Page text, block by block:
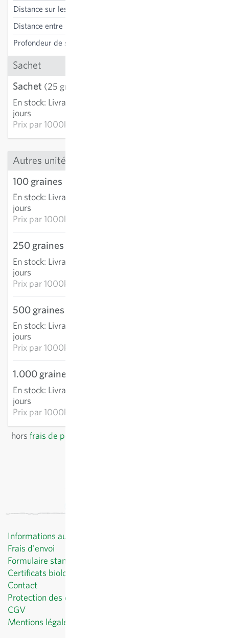
Distance sur les lignes
Distance entre les lignes
Profondeur de semis
Sachet
Sachet (25 graines)
En stock: Livraison 3-5
jours
Prix par1000k: 143,38 €
Autres unités
100 graines
En stock: Livraison 3-5
jours
Prix par1000k: 130,54 €
250 graines
En stock: Livraison 3-5
jours
Prix par1000k: 90,74 €
500 graines
En stock: Livraison 3-5
jours
Prix par1000k: 75,33 €
1.000 graines
En stock: Livraison 3-5
jours
Prix par1000k: 51,84 €
hors frais de port
Informations au client
Frais d'envoi
Formulaire standard de révocation
Certificats biologiques
Contact
Protection des données
CGV
Mentions légales